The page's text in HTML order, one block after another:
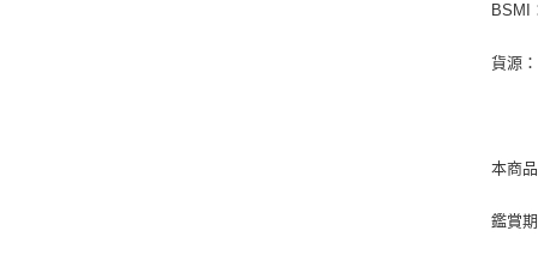
BSMI
貨源
本商
鑑賞